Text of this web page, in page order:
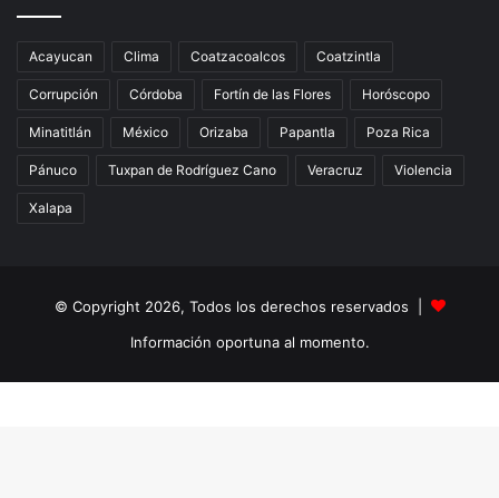
Acayucan Clima Coatzacoalcos Coatzintla
Corrupción Córdoba Fortín de las Flores Horóscopo
Minatitlán México Orizaba Papantla Poza Rica
Pánuco Tuxpan de Rodríguez Cano Veracruz Violencia
Xalapa
© Copyright 2026, Todos los derechos reservados |
Información oportuna al momento.